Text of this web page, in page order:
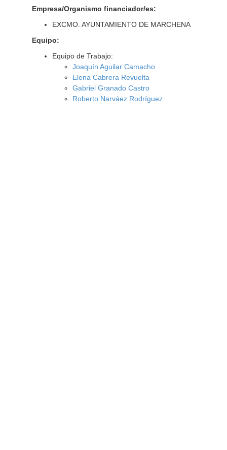
Empresa/Organismo financiador/es:
EXCMO. AYUNTAMIENTO DE MARCHENA
Equipo:
Equipo de Trabajo:
Joaquín Aguilar Camacho
Elena Cabrera Revuelta
Gabriel Granado Castro
Roberto Narváez Rodríguez